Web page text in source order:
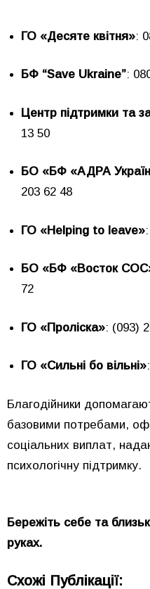
ГО «Десяте квітня»:
БФ “Save Ukraine”:
Центр підтримки та
13 50
БО «БФ «АДРА
203 62 48
ГО «Helping to leave»
БО «БФ «Восток
72
ГО «Проліска»: (093)
ГО «Сильні бо вільні»
Благодійники
базовими потребами,
соціальних виплат,
психологічну підтримку.
Бережіть себе та
руках.
Схожі Публікації: